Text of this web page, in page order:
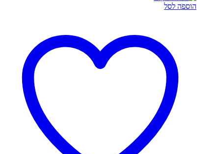
הוספה לסל